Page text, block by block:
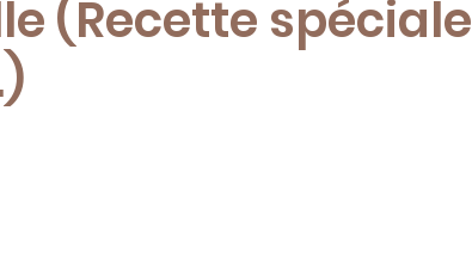
M
(Recette spéciale